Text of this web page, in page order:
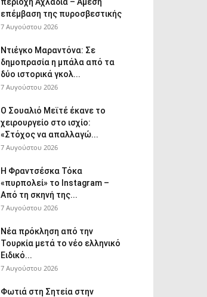
επέμβαση της πυροσβεστικής
7 Αυγούστου 2026
Ντιέγκο Μαραντόνα: Σε
δημοπρασία η μπάλα από τα
δύο ιστορικά γκολ...
7 Αυγούστου 2026
Ο Σουαλιό Μεϊτέ έκανε το
χειρουργείο στο ισχίο:
«Στόχος να απαλλαγώ...
7 Αυγούστου 2026
Η Φραντσέσκα Τόκα
«πυρπολεί» το Instagram –
Από τη σκηνή της...
7 Αυγούστου 2026
Νέα πρόκληση από την
Τουρκία μετά το νέο ελληνικό
Ειδικό...
7 Αυγούστου 2026
Φωτιά στη Σητεία στην